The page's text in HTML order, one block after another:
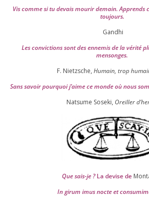
Vis comme si tu devais mou­rir demain. Apprends
toujours.
Gandhi
Les convic­tions sont des enne­mis de la véri­té
mensonges.
F. Nietzsche, Humain, trop
Sans savoir pour­quoi j’aime ce monde où nous
Natsume Soseki, Oreiller
Que sais-je ?La devise de
In girum imus nocte et